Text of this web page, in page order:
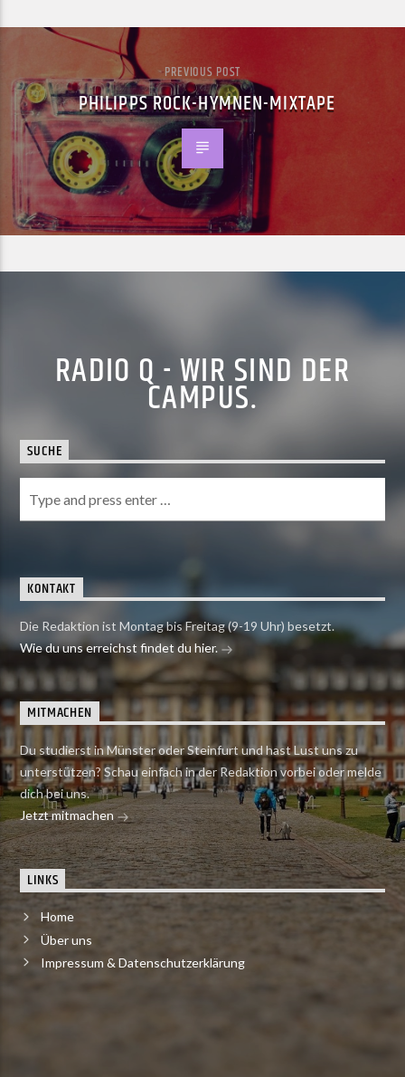
PREVIOUS POST
PHILIPPS ROCK-HYMNEN-MIXTAPE
RADIO Q - WIR SIND DER
CAMPUS.
SUCHE
KONTAKT
Die Redaktion ist Montag bis Freitag (9-19 Uhr) besetzt.
Wie du uns erreichst findet du hier.
MITMACHEN
Du studierst in Münster oder Steinfurt und hast Lust uns zu
unterstützen? Schau einfach in der Redaktion vorbei oder melde
dich bei uns.
Jetzt mitmachen
LINKS
Home
Über uns
Impressum & Datenschutzerklärung